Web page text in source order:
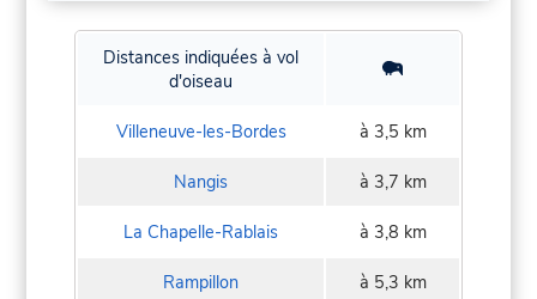
Distances indiquées à vol
d'oiseau
Villeneuve-les-Bordes à 3,5 km
Nangis à 3,7 km
La Chapelle-Rablais à 3,8 km
Rampillon à 5,3 km